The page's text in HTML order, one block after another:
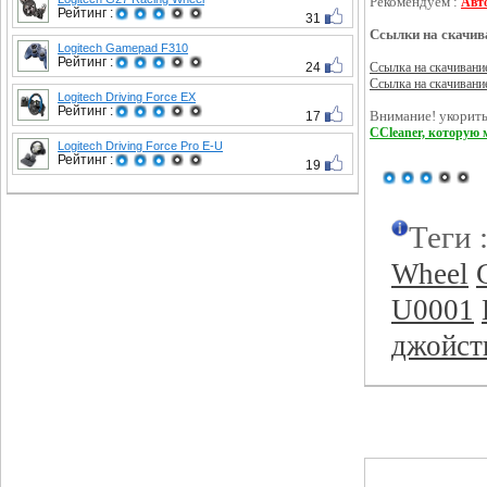
Рейтинг : 31
Logitech Gamepad F310
Рейтинг : 24
Logitech Driving Force EX
Рейтинг : 17
Logitech Driving Force Pro E-U
Рейтинг : 19
Ссылки на
Ссылка на
Ссылка на
Внимание!
CCleaner, которую
Теги
Wheel
U0001